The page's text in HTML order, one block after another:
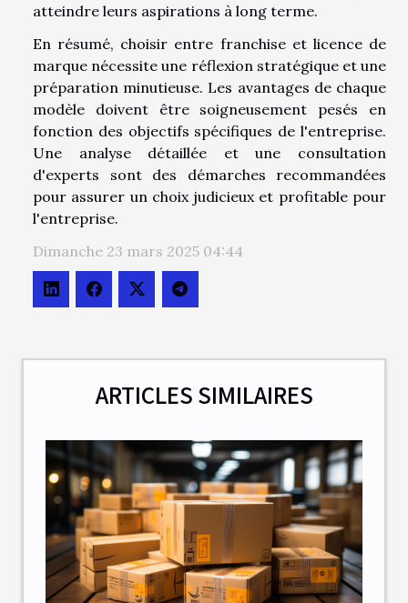
ARTICLES SIMILAIRES
atteindre leurs aspirations à long terme.
En résumé, choisir entre franchise et licence de
marque nécessite une réflexion stratégique et une
préparation minutieuse. Les avantages de chaque
modèle doivent être soigneusement pesés en
fonction des objectifs spécifiques de l'entreprise.
Une analyse détaillée et une consultation
d'experts sont des démarches recommandées
pour assurer un choix judicieux et profitable pour
l'entreprise.
Dimanche 23 mars 2025 04:44